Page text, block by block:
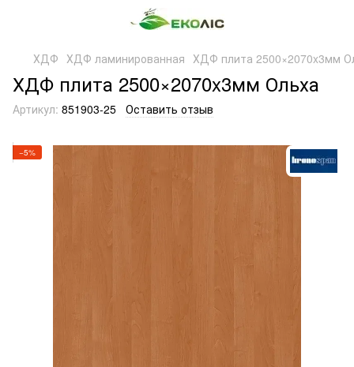
ХДФ ХДФ ламинированная ХДФ плита 2500×2070x3мм
ХДФ плита 2500×2070x3мм Ольха
Артикул: 851903-25 Оставить отзыв
−5%